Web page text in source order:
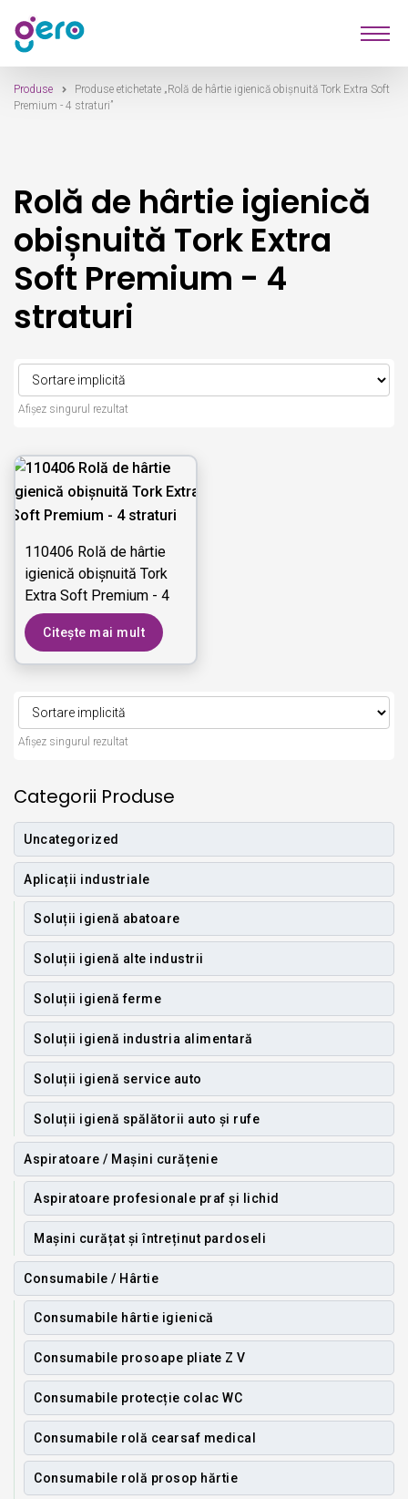
Sari
la
navigare
Sari
la
conținut
Produse
Furnizori
Contact
Produse
Produse etichetate „Rolă de hârtie igienică obișnuită Tork Extra Soft
Premium - 4 straturi”
Rolă de hârtie igienică
obișnuită Tork Extra
Soft Premium - 4
straturi
Afișez singurul rezultat
110406 Rolă de hârtie
igienică obișnuită Tork
Extra Soft Premium - 4
straturi
Citește mai mult
Afișez singurul rezultat
Categorii Produse
Uncategorized
Aplicații industriale
Soluții igienă abatoare
Soluții igienă alte industrii
Soluții igienă ferme
Soluții igienă industria alimentară
Soluții igienă service auto
Soluții igienă spălătorii auto și rufe
Aspiratoare / Mașini curățenie
Aspiratoare profesionale praf și lichid
Mașini curățat și întreținut pardoseli
Consumabile / Hârtie
Consumabile hârtie igienică
Consumabile prosoape pliate Z V
Consumabile protecție colac WC
Consumabile rolă cearsaf medical
Consumabile rolă prosop hărtie